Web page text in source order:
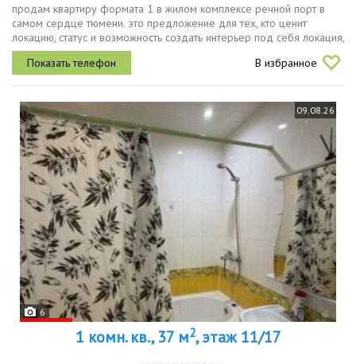
продам квартиру формата 1 в жилом комплексе речной порт в
самом сердце тюмени. это предложение для тех, кто ценит
локацию, статус и возможность создать интерьер под себя локация,
которая работает на васпроект расположен в центральном районе
тюмени...
В избранное
09.08.26
6
1 комн. кв., 37 м2, этаж 11/17